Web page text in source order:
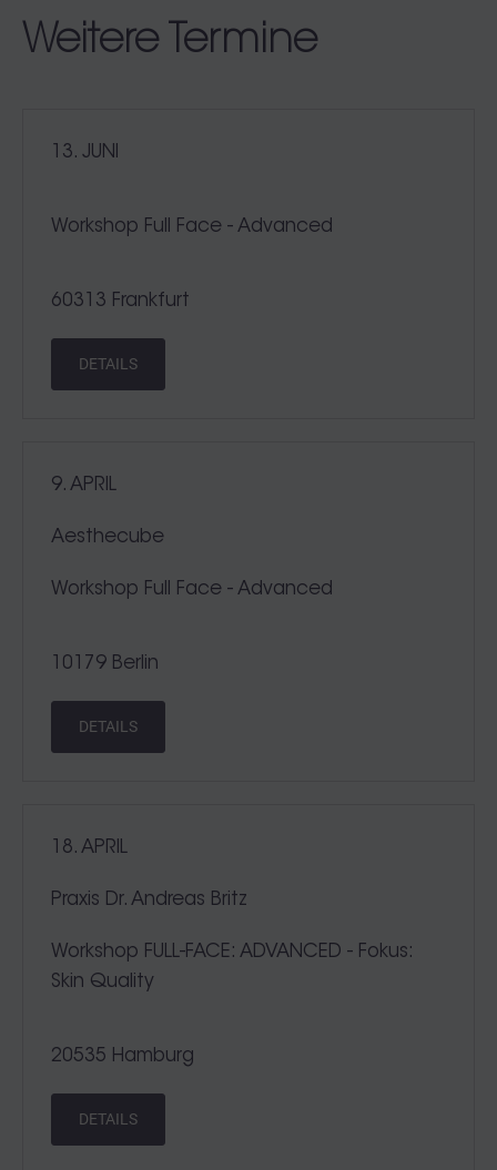
Weitere Termine
13. JUNI
Workshop Full Face - Advanced
60313 Frankfurt
DETAILS
9. APRIL
Aesthecube
Workshop Full Face - Advanced
10179 Berlin
DETAILS
18. APRIL
Praxis Dr. Andreas Britz
Workshop FULL-FACE: ADVANCED - Fokus:
Skin Quality
20535 Hamburg
DETAILS